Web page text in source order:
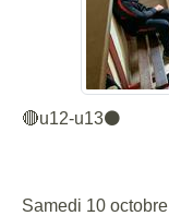
🔴u12-u13⚫️
Samedi 10 octobre